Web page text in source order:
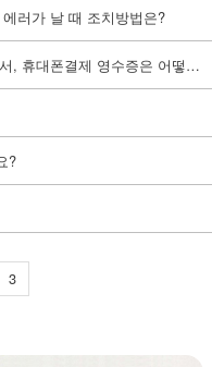
러가 날 때 조치방법은?
제 영수증은 어떻게 신청하나요?
?
3